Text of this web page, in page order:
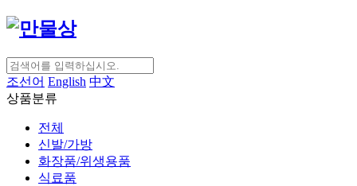
조선어 English 中文
상품분류
전체
신발/가방
화장품/위생용품
식료품